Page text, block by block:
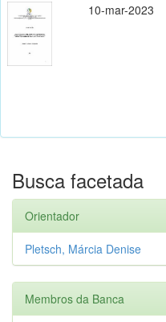
10-mar-2023
Busca facetada
Orientador
Pletsch, Márcia Denise
Membros da Banca